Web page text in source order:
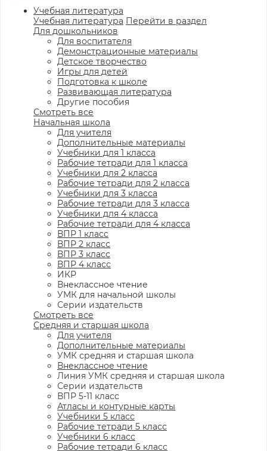
Учебная литература
Учебная литература Перейти в раздел
Для дошкольников
Для воспитателя
Демонстрационные материалы
Детское творчество
Игры для детей
Подготовка к школе
Развивающая литература
Другие пособия
Смотреть все
Начальная школа
Для учителя
Дополнительные материалы
Учебники для 1 класса
Рабочие тетради для 1 класса
Учебники для 2 класса
Рабочие тетради для 2 класса
Учебники для 3 класса
Рабочие тетради для 3 класса
Учебники для 4 класса
Рабочие тетради для 4 класса
ВПР 1 класс
ВПР 2 класс
ВПР 3 класс
ВПР 4 класс
ИКР
Внеклассное чтение
УМК для начальной школы
Серии издательств
Смотреть все
Средняя и старшая школа
Для учителя
Дополнительные материалы
УМК средняя и старшая школа
Внеклассное чтение
Линия УМК средняя и старшая школа
Серии издательств
ВПР 5-11 класс
Атласы и контурные карты
Учебники 5 класс
Рабочие тетради 5 класс
Учебники 6 класс
Рабочие тетради 6 класс